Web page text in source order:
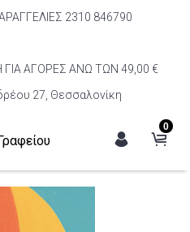
2310 846790
ΑΓΟΡΕΣ ΑΝΩ ΤΩΝ 49,00 €
27, Θεσσαλονίκη
0